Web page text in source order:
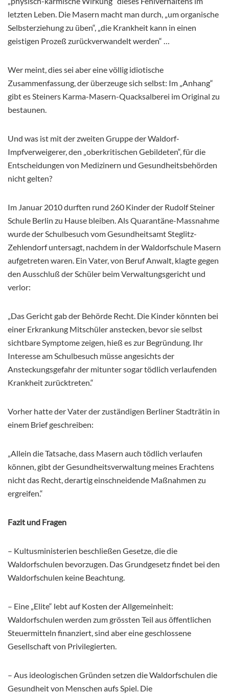
letzten Leben. Die Masern macht man durch, „um organische
Selbsterziehung zu üben“, „die Krankheit kann in einen
geistigen Prozeß zurückverwandelt werden“ …
Wer meint, dies sei aber eine völlig idiotische
Zusammenfassung, der überzeuge sich selbst: Im „Anhang“
gibt es Steiners Karma-Masern-Quacksalberei im Original zu
bestaunen.
Und was ist mit der zweiten Gruppe der Waldorf-
Impfverweigerer, den „oberkritischen Gebildeten“, für die
Entscheidungen von Medizinern und Gesundheitsbehörden
nicht gelten?
Im Januar 2010 durften rund 260 Kinder der Rudolf Steiner
Schule Berlin zu Hause bleiben. Als Quarantäne-Massnahme
wurde der Schulbesuch vom Gesundheitsamt Steglitz-
Zehlendorf untersagt, nachdem in der Waldorfschule Masern
aufgetreten waren. Ein Vater, von Beruf Anwalt, klagte gegen
den Ausschluß der Schüler beim Verwaltungsgericht und
verlor:
„Das Gericht gab der Behörde Recht. Die Kinder könnten bei
einer Erkrankung Mitschüler anstecken, bevor sie selbst
sichtbare Symptome zeigen, hieß es zur Begründung. Ihr
Interesse am Schulbesuch müsse angesichts der
Ansteckungsgefahr der mitunter sogar tödlich verlaufenden
Krankheit zurücktreten.“
Vorher hatte der Vater der zuständigen Berliner Stadträtin in
einem Brief geschreiben:
„Allein die Tatsache, dass Masern auch tödlich verlaufen
können, gibt der Gesundheitsverwaltung meines Erachtens
nicht das Recht, derartig einschneidende Maßnahmen zu
ergreifen.“
Fazit und Fragen
– Kultusministerien beschließen Gesetze, die die
Waldorfschulen bevorzugen. Das Grundgesetz findet bei den
Waldorfschulen keine Beachtung.
– Eine „Elite“ lebt auf Kosten der Allgemeinheit:
Waldorfschulen werden zum grössten Teil aus öffentlichen
Steuermitteln finanziert, sind aber eine geschlossene
Gesellschaft von Privilegierten.
– Aus ideologischen Gründen setzen die Waldorfschulen die
Gesundheit von Menschen aufs Spiel. Die